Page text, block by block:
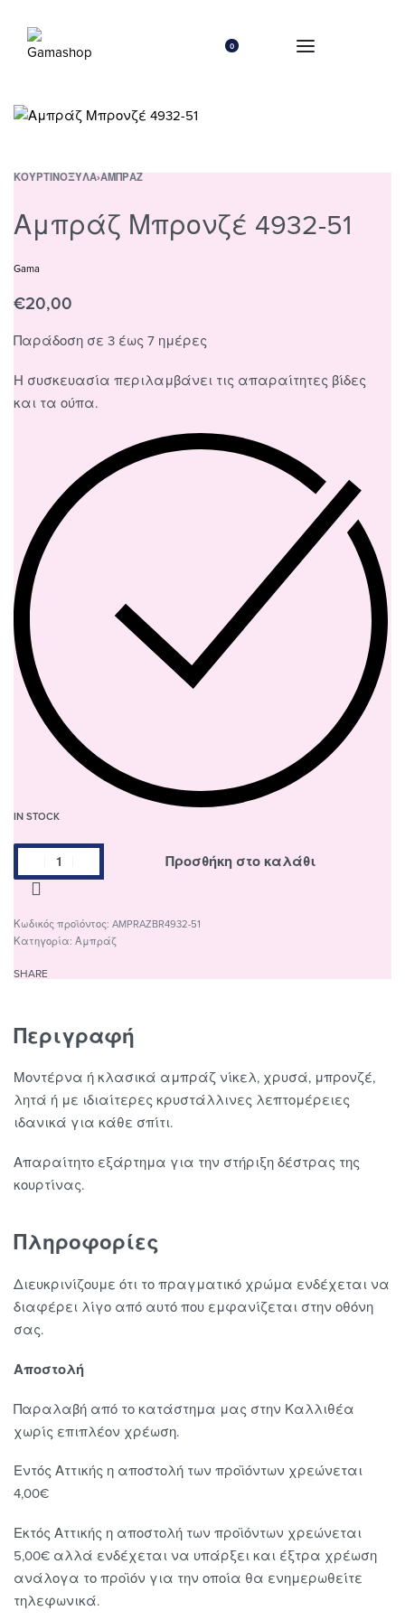
0
ΚΟΥΡΤΙΝΌΞΥΛΑ›ΑΜΠΡΆΖ
Αμπράζ Μπρονζέ 4932-51
Gama
€20,00
Παράδοση σε 3 έως 7 ημέρες
Η συσκευασία περιλαμβάνει τις απαραίτητες βίδες
και τα ούπα.
IN STOCK
Προσθήκη στο καλάθι
AMPRAZBR4932-51
Κατηγορία: Αμπράζ
SHARE
Περιγραφή
Μοντέρνα ή κλασικά αμπράζ νίκελ, χρυσά, μπρονζέ,
λητά ή με ιδιαίτερες κρυστάλλινες λεπτομέρειες
ιδανικά για κάθε σπίτι.
Απαραίτητο εξάρτημα για την στήριξη δέστρας της
κουρτίνας.
Πληροφορίες
Διευκρινίζουμε ότι το πραγματικό χρώμα ενδέχεται να
διαφέρει λίγο από αυτό που εμφανίζεται στην οθόνη
σας.
Αποστολή
Παραλαβή από το κατάστημα μας στην Καλλιθέα
χωρίς επιπλέον χρέωση.
Εντός Αττικής η αποστολή των προϊόντων χρεώνεται
4,00€
Εκτός Αττικής η αποστολή των προϊόντων χρεώνεται
5,00€ αλλά ενδέχεται να υπάρξει και έξτρα χρέωση
ανάλογα το προϊόν για την οποία θα ενημερωθείτε
τηλεφωνικά.